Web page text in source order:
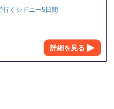
行くシドニー5日間
詳細を見る